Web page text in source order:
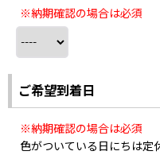
※納期確認の場合は必須
ご希望到着日
※納期確認の場合は必須
色がついている日にちは定